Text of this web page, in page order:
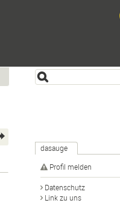
dasauge
Profil melden
Datenschutz
Link zu uns